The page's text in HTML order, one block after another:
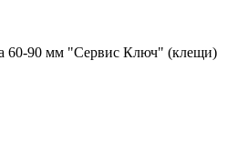
60-90 мм "Сервис Ключ" (клещи)